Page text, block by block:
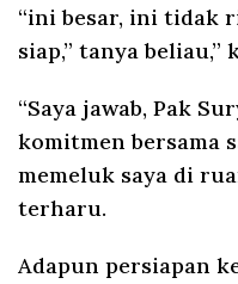
“ini besar, ini tidak
siap,” tanya beliau,”
“Saya jawab, Pak
komitmen bersama
memeluk saya di
terharu.
Adapun persiapan